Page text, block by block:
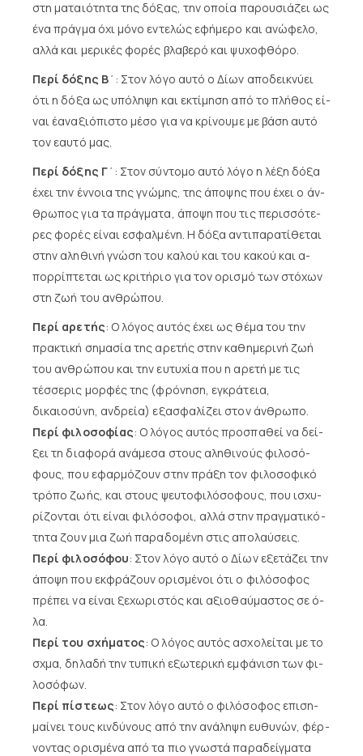
στη μα­ταιό­τη­τα της δό­ξας, την ο­ποί­α πα­ρου­σιά­ζει ως
έ­να πράγ­μα ό­χι μό­νο ε­ντε­λώς ε­φή­με­ρο και α­νώ­φε­λο,
αλ­λά και με­ρι­κές φο­ρές βλα­βε­ρό και ψυ­χο­φθό­ρο.
Περί δόξης Β΄: Στον λόγο αυτό ο Δίων αποδεικνύει
ότι η δό­ξα ως υ­πό­λη­ψη και ε­κτί­μη­ση α­πό το πλή­θος εί­
ναι έα­να­ξιό­πι­στο μέ­σο για να κρί­νου­με με βά­ση αυ­τό
τον ε­αυ­τό μας.
Περί δόξης Γ΄: Στον σύ­ντο­μο αυ­τό λό­γο η λέ­ξη δό­ξα
έ­χει την έν­νοια της γνώ­μης, της ά­πο­ψης που έ­χει ο άν­
θρω­πος για τα πράγ­μα­τα, ά­πο­ψη που τις πε­ρισ­σό­τε­
ρες φο­ρές εί­ναι ε­σφαλ­μέ­νη. Η δό­ξα α­ντι­πα­ρα­τί­θε­ται
στην αλη­θι­νή γνώ­ση του κα­λού και του κα­κού και α­
πορ­ρί­πτε­ται ως κρι­τή­ριο για τον ο­ρι­σμό των στό­χων
στη ζω­ή του αν­θρώ­που.
Περί αρετής: Ο λό­γος αυ­τός έ­χει ως θέ­μα του την
πρα­κτι­κή ση­μα­σί­α της α­ρε­τής στην κα­θη­με­ρι­νή ζω­ή
του αν­θρώ­που και την ευ­τυ­χί­α που η α­ρε­τή με τις
τέσσερις μορφές της (φρόνηση, εγκράτεια,
δικαιοσύνη, αν­δρεία) ε­ξα­σφα­λί­ζει στον άν­θρω­πο.
Περί φιλοσοφίας: Ο λό­γος αυ­τός προ­σπα­θεί να δεί­
ξει τη δια­φο­ρά α­νά­με­σα στους α­λη­θι­νούς φι­λο­σό­
φους, που ε­φαρ­μό­ζουν στην πρά­ξη τον φι­λο­σο­φι­κό
τρό­πο ζω­ής, και στους ψευ­το­φι­λό­σο­φους, που ι­σχυ­
ρί­ζο­νται ό­τι εί­ναι φι­λό­σο­φοι, αλ­λά στην πραγ­μα­τι­κό­
τη­τα ζουν μια ζω­ή πα­ρα­δο­μέ­νη στις α­πο­λαύ­σεις.
Περί φιλοσόφου: Στον λό­γο αυ­τό ο Δί­ων ε­ξε­τά­ζει την
ά­πο­ψη που εκ­φρά­ζουν ο­ρι­σμέ­νοι ό­τι ο φι­λό­σο­φος
πρέ­πει να εί­ναι ξε­χω­ρι­στός και α­ξιο­θαύ­μα­στος σε ό­
λα.
Περί του σχήματος: Ο λό­γος αυ­τός α­σχο­λεί­ται με το
σχμα, δη­λα­δή την τυ­πι­κή ε­ξω­τε­ρι­κή εμ­φά­νι­ση των φι­
λο­σό­φων.
Περί πίστεως: Στον λόγο αυτό ο φι­λό­σο­φος ε­πι­ση­
μαί­νει τους κιν­δύ­νους α­πό την α­νά­λη­ψη ευ­θυ­νών, φέρ­
νο­ντας ο­ρι­σμέ­να α­πό τα πιο γνω­στά πα­ρα­δείγ­μα­τα